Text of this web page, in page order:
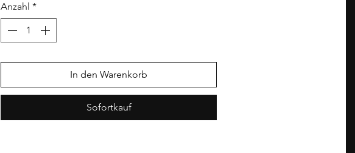
Liter
Anzahl *
In den Warenkorb
Sofortkauf